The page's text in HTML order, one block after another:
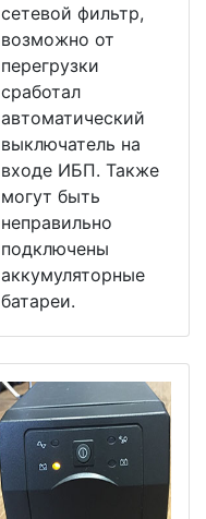
сетевой фильтр,
возможно от
перегрузки
сработал
автоматический
выключатель на
входе ИБП. Также
могут быть
неправильно
подключены
аккумуляторные
батареи.